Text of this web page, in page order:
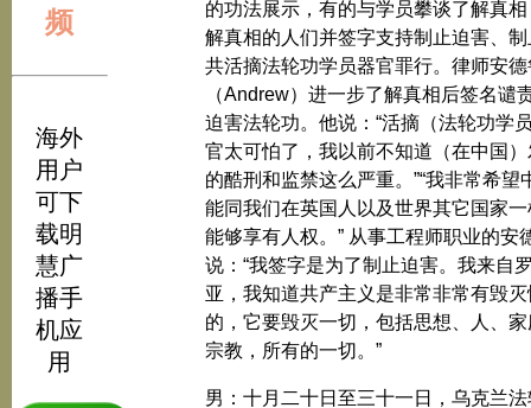
频
海外
用户
可下
载明
慧广
播手
机应
用
的功法展示，有的与学员攀谈了解真相
解真相的人们并签字支持制止迫害、制
共活摘法轮功学员器官罪行。律师安德
（Andrew）进一步了解真相后签名谴
迫害法轮功。他说：“活摘（法轮功学
官太可怕了，我以前不知道（在中国）
的酷刑和监禁这么严重。”“我非常希望
能同我们在英国人以及世界其它国家一
能够享有人权。” 从事工程师职业的安
说：“我签字是为了制止迫害。我来自
亚，我知道共产主义是非常非常有毁灭
的，它要毁灭一切，包括思想、人、家
宗教，所有的一切。”
男：十月二十日至三十一日，乌克兰法